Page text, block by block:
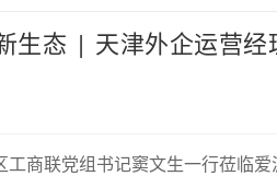
生态 | 天津外企运营经
工商联党组书记窦文生一行莅临